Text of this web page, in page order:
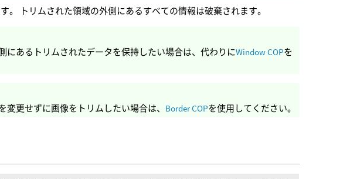
。 トリムされた領域の外側にあるすべての情報は破棄されます。
にあるトリムされたデータを保持したい場合は、代わりにWindow COPを
更せずに画像をトリムしたい場合は、 Border COPを使用してください。